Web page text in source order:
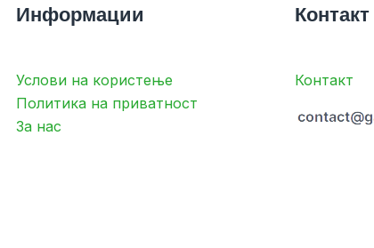
Информации
Услови на користење
Политика на приватност
За нас
Контакт
Контакт